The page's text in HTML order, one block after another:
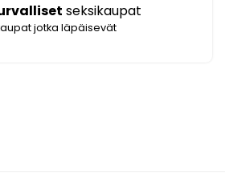
seksikaupat
jotka läpäisevät